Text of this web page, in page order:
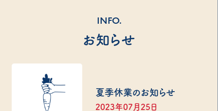
INFO.
お知らせ
夏季休業のお知らせ
2023年07月25日